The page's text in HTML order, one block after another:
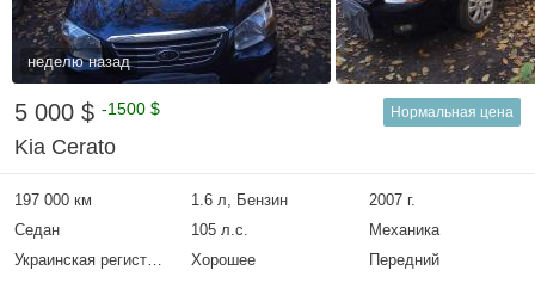
неделю назад
5 000 $ -1500 $ Нормальная цена
Kia Cerato
197 000 км 1.6 л, Бензин
2007 г.
Седан
105 л.с.
Механика
Украинская регистрация
Хорошее Передний